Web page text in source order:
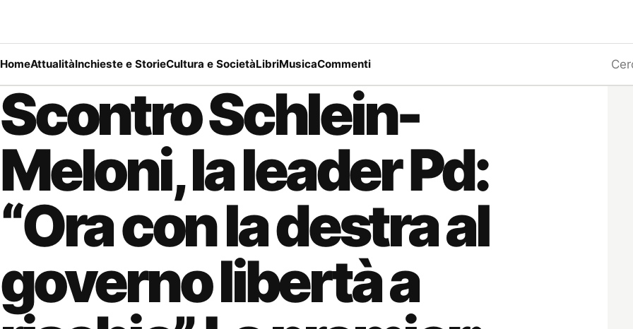
HomeAttualitàInchieste e StorieCultura e SocietàLibriMusicaCommenti
Scontro Schlein-
Meloni, la leader Pd:
“Ora con la destra al
governo libertà a